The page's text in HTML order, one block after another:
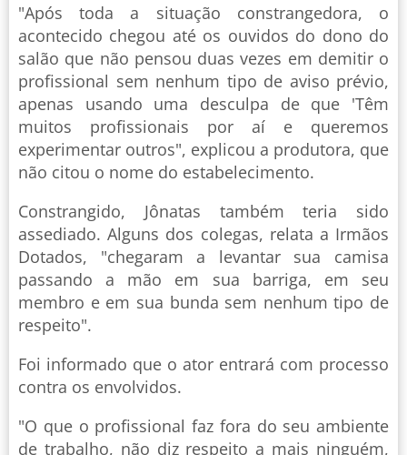
"Após toda a situação constrangedora, o
acontecido chegou até os ouvidos do dono do
salão que não pensou duas vezes em demitir o
profissional sem nenhum tipo de aviso prévio,
apenas usando uma desculpa de que 'Têm
muitos profissionais por aí e queremos
experimentar outros", explicou a produtora, que
não citou o nome do estabelecimento.
Constrangido, Jônatas também teria sido
assediado. Alguns dos colegas, relata a Irmãos
Dotados, "chegaram a levantar sua camisa
passando a mão em sua barriga, em seu
membro e em sua bunda sem nenhum tipo de
respeito".
Foi informado que o ator entrará com processo
contra os envolvidos.
"O que o profissional faz fora do seu ambiente
de trabalho, não diz respeito a mais ninguém,